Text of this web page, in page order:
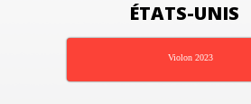
ÉTATS-UNIS
Violon 2023